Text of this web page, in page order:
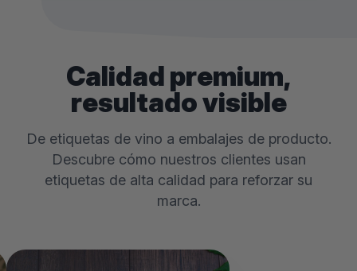
Calidad premium,
resultado visible
De etiquetas de vino a embalajes de producto.
Descubre cómo nuestros clientes usan
etiquetas de alta calidad para reforzar su
marca.